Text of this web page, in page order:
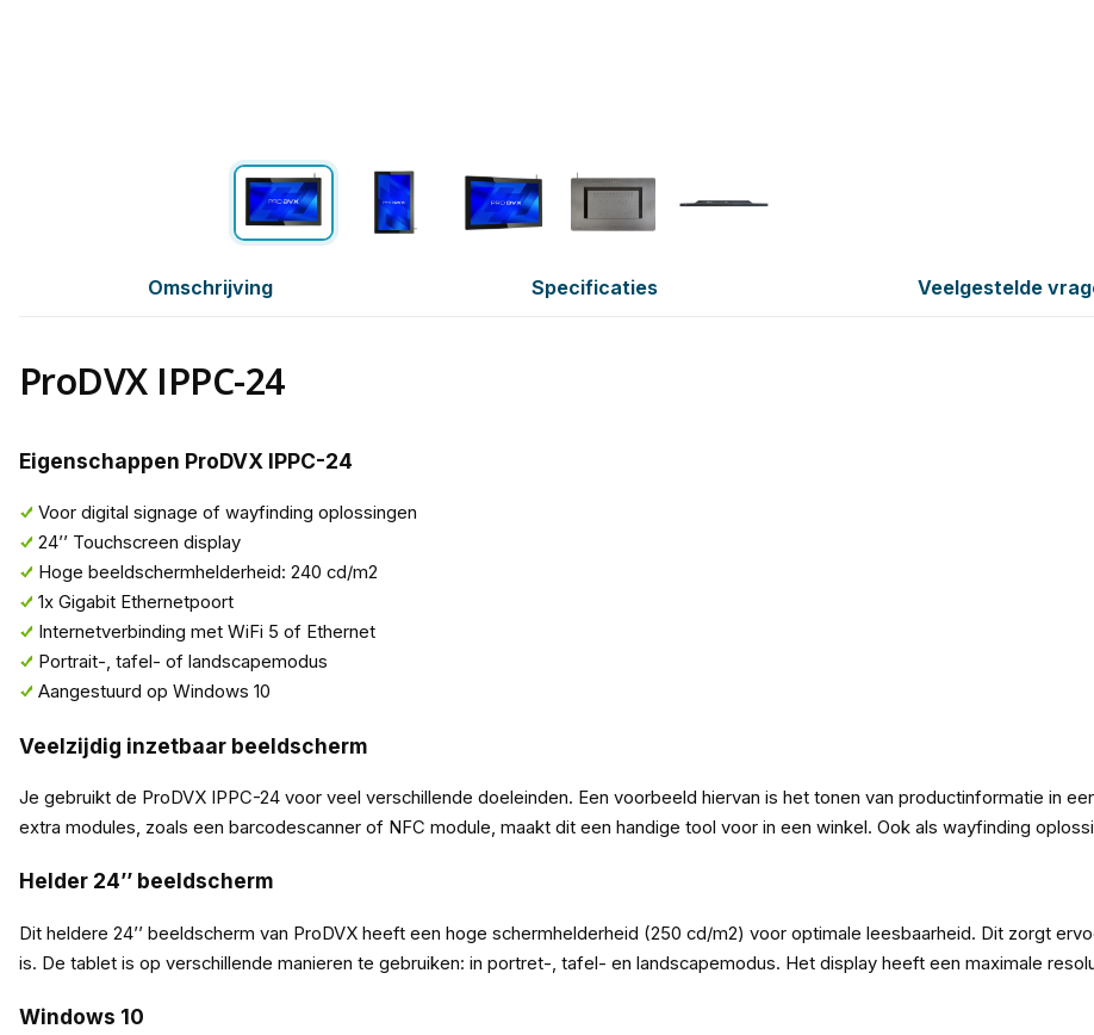
Omschrijving Specificaties Veelgestelde
ProDVX IPPC-24
Eigenschappen ProDVX IPPC-24
Voor digital signage of wayfinding oplossingen
24’’ Touchscreen display
Hoge beeldschermhelderheid: 240 cd/m2
1x Gigabit Ethernetpoort
Internetverbinding met WiFi 5 of Ethernet
Portrait-, tafel- of landscapemodus
Aangestuurd op Windows 10
Veelzijdig inzetbaar beeldscherm
Je gebruikt de ProDVX IPPC-24 voor veel verschillende doeleinden. Een voorbeeld hiervan is het tonen van productinformatie in
extra modules, zoals een barcodescanner of NFC module, maakt dit een handige tool voor in een winkel. Ook als wayfinding
Helder 24’’ beeldscherm
Dit heldere 24’’ beeldscherm van ProDVX heeft een hoge schermhelderheid (250 cd/m2) voor optimale leesbaarheid. Dit zorgt
is. De tablet is op verschillende manieren te gebruiken: in portret-, tafel- en landscapemodus. Het display heeft een maximale
Windows 10